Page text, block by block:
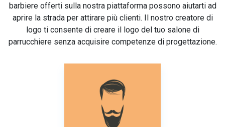
barbiere offerti sulla nostra piattaforma possono aiutarti ad
aprire la strada per attirare più clienti. Il nostro creatore di
logo ti consente di creare il logo del tuo salone di
parrucchiere senza acquisire competenze di progettazione.